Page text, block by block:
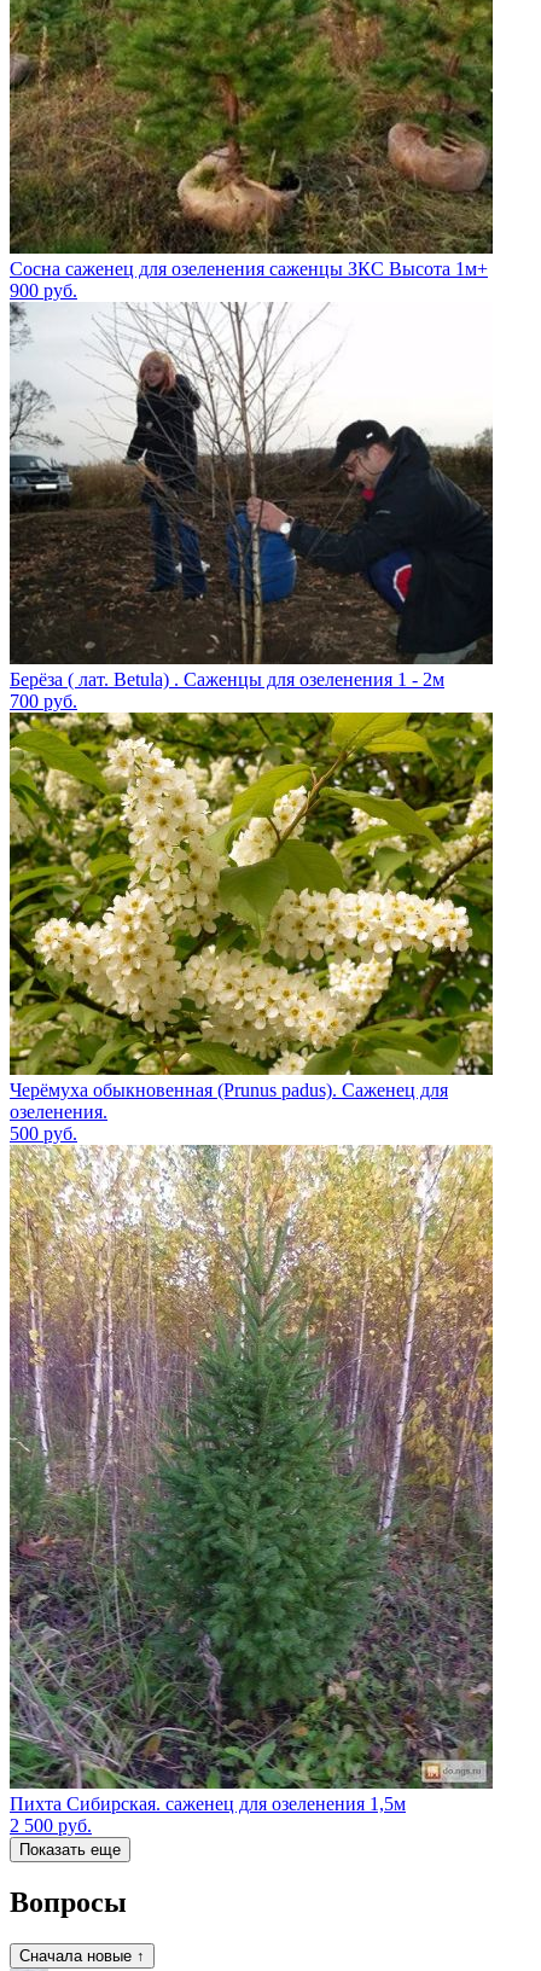
Сосна саженец для озеленения саженцы ЗКС Высота 1м+
900 руб.
Берёза ( лат. Betula) . Саженцы для озеленения 1 - 2м
700 руб.
Черёмуха обыкновенная (Prunus padus). Саженец для
озеленения.
500 руб.
Пихта Сибирская. саженец для озеленения 1,5м
2 500 руб.
Показать еще
Вопросы
Сначала новые ↑